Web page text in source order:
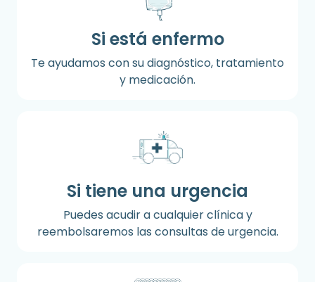
Si está enfermo
Te ayudamos con su diagnóstico, tratamiento
y medicación.
Si tiene una urgencia
Puedes acudir a cualquier clínica y
reembolsaremos las consultas de urgencia.